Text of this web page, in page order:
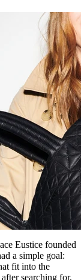
Eustice founded
a simple goal:
fit into the
searching for,